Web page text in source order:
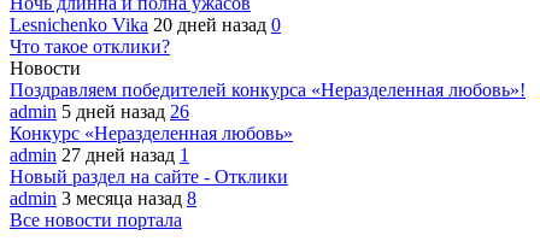
Lesnichenko Vika 20 дней назад 0
Что такое отклики?
Новости
Поздравляем победителей конкурса «Неразделенная любовь»!
admin 5 дней назад 26
Конкурс «Неразделенная любовь»
admin 27 дней назад 1
Новый раздел на сайте - Отклики
admin 3 месяца назад 8
Все новости портала